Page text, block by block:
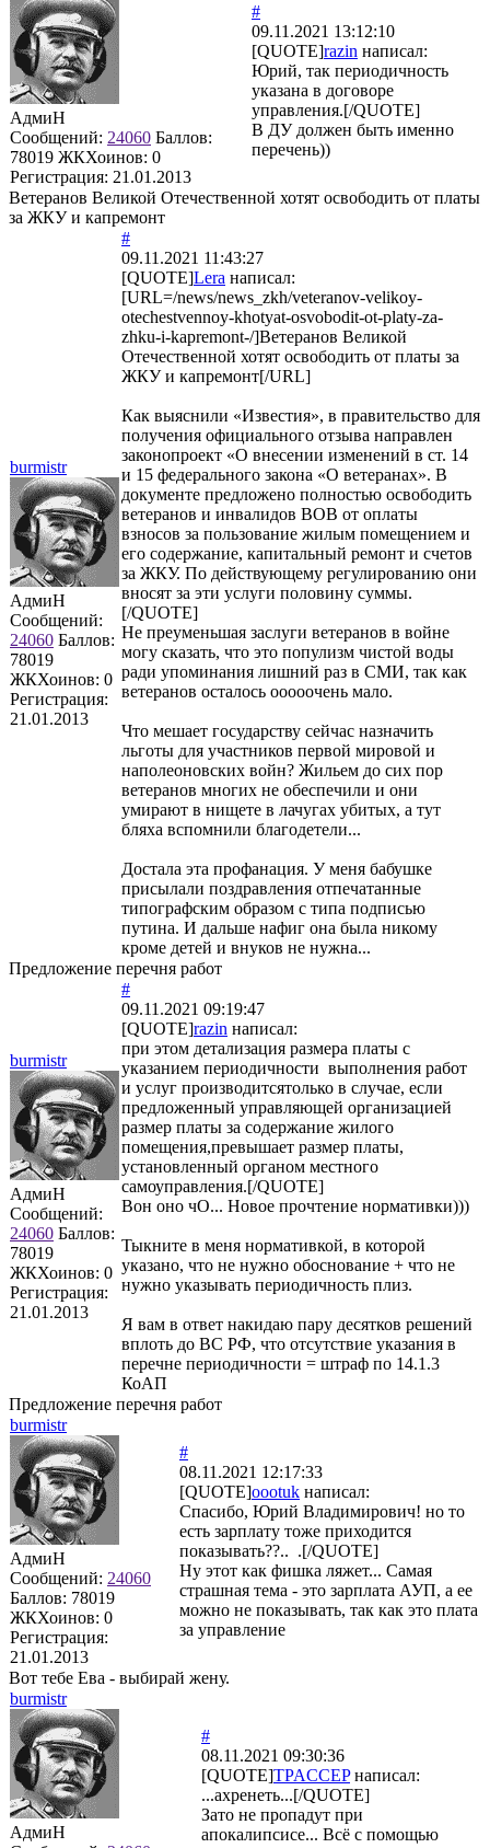
АдмиН
Сообщений: 24060 Баллов:
78019 ЖКХоинов: 0
Регистрация: 21.01.2013
#
09.11.2021 13:12:10
[QUOTE]razin написал:
Юрий, так периодичность
указана в договоре
управления.[/QUOTE]
В ДУ должен быть именно
перечень))
Ветеранов Великой Отечественной хотят освободить от платы
за ЖКУ и капремонт
burmistr
АдмиН
Сообщений:
24060 Баллов:
78019
ЖКХоинов: 0
Регистрация:
21.01.2013
#
09.11.2021 11:43:27
[QUOTE]Lera написал:
[URL=/news/news_zkh/veteranov-velikoy-
otechestvennoy-khotyat-osvobodit-ot-platy-za-
zhku-i-kapremont-/]Ветеранов Великой
Отечественной хотят освободить от платы за
ЖКУ и капремонт[/URL]
Как выяснили «Известия», в правительство для
получения официального отзыва направлен
законопроект «О внесении изменений в ст. 14
и 15 федерального закона «О ветеранах». В
документе предложено полностью освободить
ветеранов и инвалидов ВОВ от оплаты
взносов за пользование жилым помещением и
его содержание, капитальный ремонт и счетов
за ЖКУ. По действующему регулированию они
вносят за эти услуги половину суммы.
[/QUOTE]
Не преуменьшая заслуги ветеранов в войне
могу сказать, что это популизм чистой воды
ради упоминания лишний раз в СМИ, так как
ветеранов осталось ооооочень мало.
Что мешает государству сейчас назначить
льготы для участников первой мировой и
наполеоновских войн? Жильем до сих пор
ветеранов многих не обеспечили и они
умирают в нищете в лачугах убитых, а тут
бляха вспомнили благодетели...
Достала эта профанация. У меня бабушке
присылали поздравления отпечатанные
типографским образом с типа подписью
путина. И дальше нафиг она была никому
кроме детей и внуков не нужна...
Предложение перечня работ
burmistr
АдмиН
Сообщений:
24060 Баллов:
78019
ЖКХоинов: 0
Регистрация:
21.01.2013
#
09.11.2021 09:19:47
[QUOTE]razin написал:
при этом детализация размера платы с
указанием периодичности выполнения работ
и услуг производитсятолько в случае, если
предложенный управляющей организацией
размер платы за содержание жилого
помещения,превышает размер платы,
установленный органом местного
самоуправления.[/QUOTE]
Вон оно чО... Новое прочтение нормативки)))
Тыкните в меня нормативкой, в которой
указано, что не нужно обоснование + что не
нужно указывать периодичность плиз.
Я вам в ответ накидаю пару десятков решений
вплоть до ВС РФ, что отсутствие указания в
перечне периодичности = штраф по 14.1.3
КоАП
Предложение перечня работ
burmistr
АдмиН
Сообщений: 24060
Баллов: 78019
ЖКХоинов: 0
Регистрация:
21.01.2013
#
08.11.2021 12:17:33
[QUOTE]oootuk написал:
Спасибо, Юрий Владимирович! но то
есть зарплату тоже приходится
показывать??.. .[/QUOTE]
Ну этот как фишка ляжет... Самая
страшная тема - это зарплата АУП, а ее
можно не показывать, так как это плата
за управление
Вот тебе Ева - выбирай жену.
burmistr
АдмиН
#
08.11.2021 09:30:36
[QUOTE]TPACCEPнаписал:
...ахренеть...[/QUOTE]
Зато не пропадут при
апокалипсисе... Всё с помощью